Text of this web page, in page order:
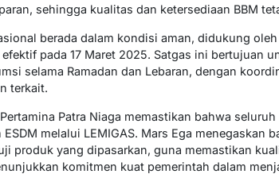
sehingga kualitas dan ketersediaan BBM
berada dalam kondisi aman, didukung
pada 17 Maret 2025. Satgas ini bertujuan
selama Ramadan dan Lebaran, dengan
terkait.
Patra Niaga memastikan bahwa
melalui LEMIGAS. Mars Ega menegaskan
produk yang dipasarkan, guna memastikan
komitmen kuat pemerintah dalam